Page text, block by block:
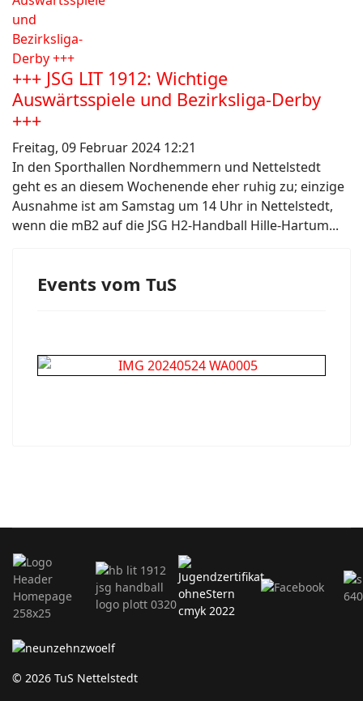
+++ JSG LIT 1912: Wichtige
Auswärtsspiele und Bezirksliga-Derby
+++
Freitag, 09 Februar 2024 12:21
In den Sporthallen Nordhemmern und Nettelstedt
geht es an diesem Wochenende eher ruhig zu; einzige
Ausnahme ist am Samstag um 14 Uhr in Nettelstedt,
wenn die mB2 auf die JSG H2-Handball Hille-Hartum...
Events vom TuS
© 2026 TuS Nettelstedt